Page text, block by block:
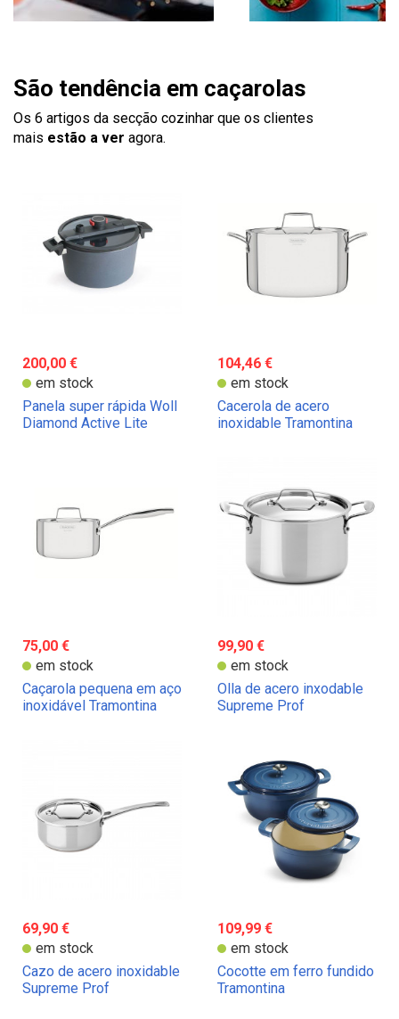
São tendência em caçarolas
Os 6 artigos da secção cozinhar que os clientes
mais estão a ver agora.
200,00 €
em stock
Panela super rápida Woll
Diamond Active Lite
104,46 €
em stock
Cacerola de acero
inoxidable Tramontina
75,00 €
em stock
Caçarola pequena em aço
inoxidável Tramontina
99,90 €
em stock
Olla de acero inxodable
Supreme Prof
69,90 €
em stock
Cazo de acero inoxidable
Supreme Prof
109,99 €
em stock
Cocotte em ferro fundido
Tramontina